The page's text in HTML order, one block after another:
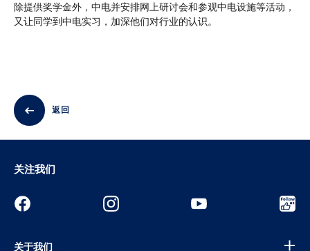
除提供奖学金外，中电并安排网上研讨会和参观中电设施等活动，
又让同学到中电实习，加深他们对行业的认识。
返回
关注我们
关于我们